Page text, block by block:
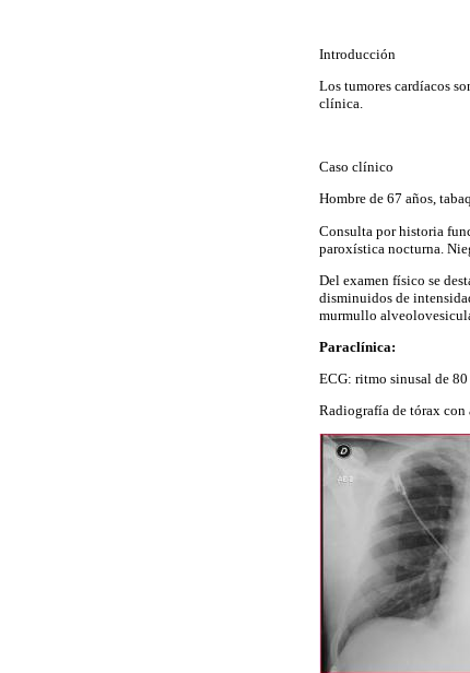
Introducción
Los tumores cardíacos
clínica.
Caso clínico
Hombre de 67 años,
Consulta por historia
paroxística nocturna.
Del examen físico se
disminuidos de
murmullo
Paraclínica:
ECG: ritmo sinusal de
Radiografía de tórax